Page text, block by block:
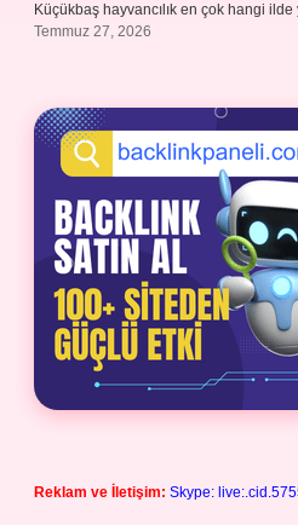
Küçükbaş hayvancılık en çok hangi ilde
Temmuz 27, 2026
Reklam ve İletişim: Skype: